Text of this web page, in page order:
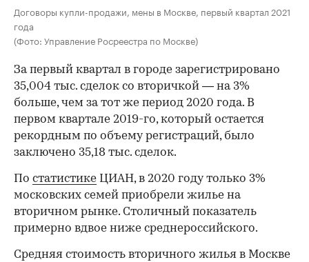
Договоры купли-продажи, мены в Москве, первый квартал 2021
года
(Фото: Управление Росреестра по Москве)
За первый квартал в городе зарегистрировано
35,004 тыс. сделок со вторичкой — на 3%
больше, чем за тот же период 2020 года. В
первом квартале 2019-го, который остается
рекордным по объему регистраций, было
заключено 35,18 тыс. сделок.
По статистике ЦИАН, в 2020 году только 3%
московских семей приобрели жилье на
вторичном рынке. Столичный показатель
примерно вдвое ниже среднероссийского.
Средняя стоимость вторичного жилья в Москве